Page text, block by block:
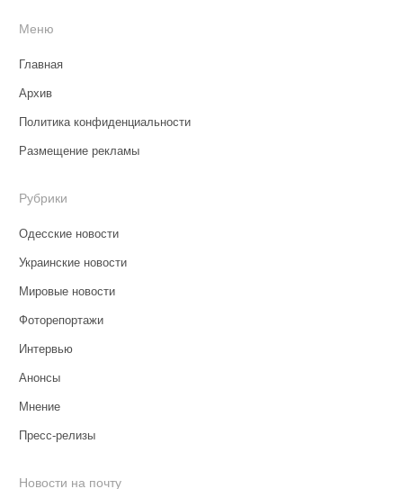
Меню
Главная
Архив
Политика конфиденциальности
Размещение рекламы
Рубрики
Одесские новости
Украинские новости
Мировые новости
Фоторепортажи
Интервью
Анонсы
Мнение
Пресс-релизы
Новости на почту